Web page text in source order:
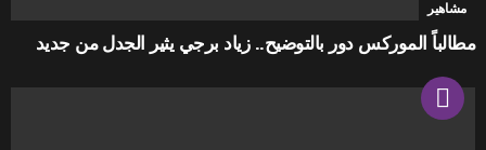
مشاهير
مطالباً الموركس دور بالتوضيح.. زياد برجي يثير الجدل من جديد